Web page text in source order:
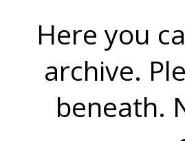
Here you
archive.
beneath.